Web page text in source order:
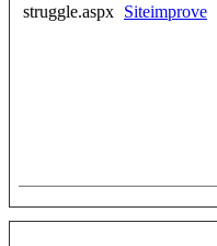
struggle.aspx Siteimprove